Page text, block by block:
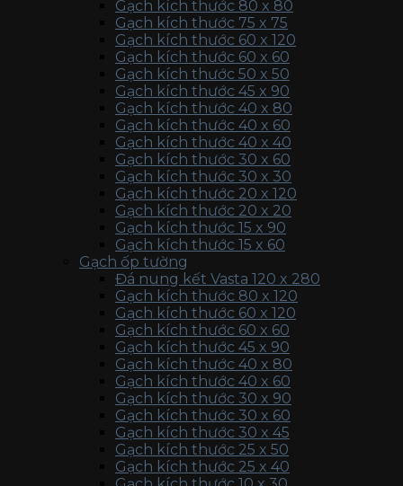
Gạch kích thước 80 x 80
Gạch kích thước 75 x 75
Gạch kích thước 60 x 120
Gạch kích thước 60 x 60
Gạch kích thước 50 x 50
Gạch kích thước 45 x 90
Gạch kích thước 40 x 80
Gạch kích thước 40 x 60
Gạch kích thước 40 x 40
Gạch kích thước 30 x 60
Gạch kích thước 30 x 30
Gạch kích thước 20 x 120
Gạch kích thước 20 x 20
Gạch kích thước 15 x 90
Gạch kích thước 15 x 60
Gạch ốp tường
Đá nung kết Vasta 120 x 280
Gạch kích thước 80 x 120
Gạch kích thước 60 x 120
Gạch kích thước 60 x 60
Gạch kích thước 45 x 90
Gạch kích thước 40 x 80
Gạch kích thước 40 x 60
Gạch kích thước 30 x 90
Gạch kích thước 30 x 60
Gạch kích thước 30 x 45
Gạch kích thước 25 x 50
Gạch kích thước 25 x 40